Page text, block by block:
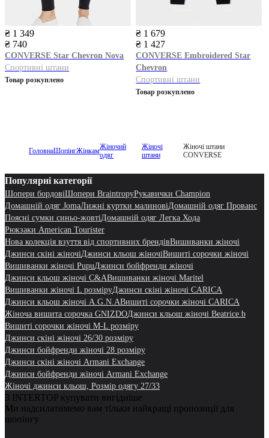
₴ 1 349
₴ 740
CONVERSE Star Chevron Nova
Спортивні штани
Товар розкуплено
₴ 1 679
₴ 1 427
CONVERSE Embroidered Star
Chevron
Спортивні штани
Товар розкуплено
ГоловнаШопінгЖінкамЖіночий
одяг
Жіночі
штани
Жіночі штани
CONVERSE
Популярні категорії
Шопери бордовіШопери BraintropyРукавички Champion
Домашній одяг JomaЛижні куртки малиновіДомашній одяг Прованс
Поясні сумки синьо-жовтіДомашній одяг Легка Хода
Рюкзаки American Tourister
Нова колекція взуття від спортивних брендівВишиванки жіночі
Джинси скіні жіночіДжинси кльош жіночіВишиті сорочки жіночі
Вишиванки жіночі PupuДжинси бойфренди жіночі
Джинси кльош жіночі C&AВишиванки жіночі Maritel
Вишиванки жіночі L розміруДжинси скіні жіночі CARICA
Джинси кльош жіночі A.G.N.AВишиті сорочки жіночі CARICA
Жіноча вишита сорочка GNIZDOДжинси кльош жіночі Beatrice.b
Вишиті сорочки жіночі M-L розміру
Джинси скіні жіночі 26/30 розміру
Джинси бойфренди жіночі 28 розміру
Джинси скіні жіночі Armani Exchange
Джинси бойфренди жіночі Armani Exchange
Жіночі джинси кльош, Розмір одягу 27/33
З INTERTOP купувати вигідніше
Ми надсилатимемо вам тільки найкращі пропозиції для
шопінгу